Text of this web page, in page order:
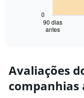
Range:
91
categories.
90 dias
antes
0
Avaliações
companhias